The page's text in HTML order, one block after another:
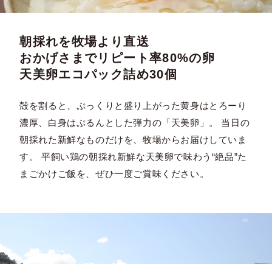
朝採れを牧場より直送
おかげさまでリピート率80%の卵
天美卵エコパック詰め30個
殻を割ると、ぷっくりと盛り上がった黄身はとろーり
濃厚、白身はぷるんとした弾力の「天美卵」。 当日の
朝採れた新鮮なものだけを、牧場からお届けしていま
す。 平飼い鶏の朝採れ新鮮な天美卵で味わう“絶品”た
まごかけご飯を、ぜひ一度ご賞味ください。